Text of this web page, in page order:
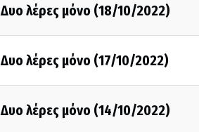
Δυο λέρες μόνο (18/10/2022)
Δυο λέρες μόνο (17/10/2022)
Δυο λέρες μόνο (14/10/2022)